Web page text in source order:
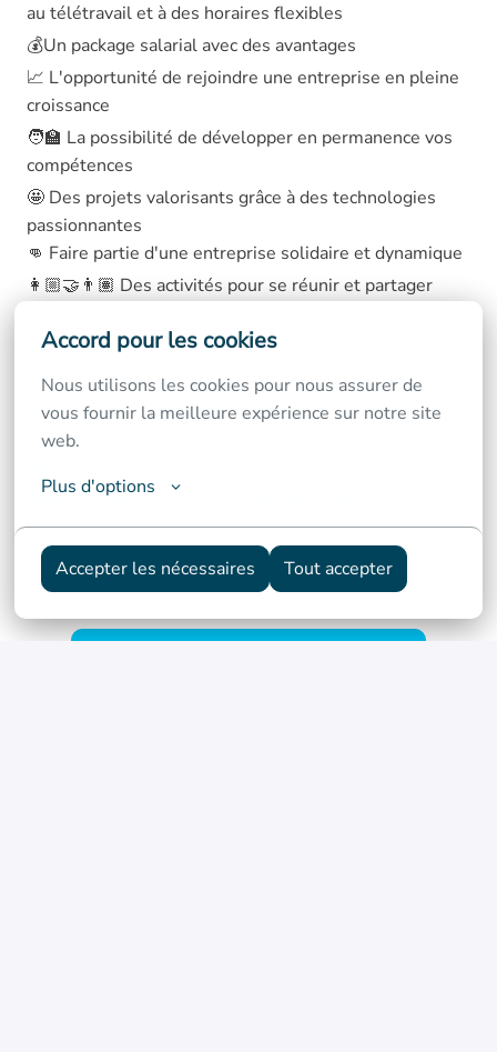
Accord pour les cookies
Nous utilisons les cookies pour nous assurer de
vous fournir la meilleure expérience sur notre site
web.
Plus d'options
Accepter les nécessaires Tout accepter
au télétravail et à des horaires flexibles
💰Un package salarial avec des avantages
📈 L'opportunité de rejoindre une entreprise en pleine
croissance
🧑‍🏫 La possibilité de développer en permanence vos
compétences
🤩 Des projets valorisants grâce à des technologies
passionnantes
👊 Faire partie d'une entreprise solidaire et dynamique
👩🏼‍🤝‍👨🏽 Des activités pour se réunir et partager
et teambuildings sont au rendez-vous
Vous vous retrouvez dans ce profil ?
Votre personnalité et votre expérience matchent-elles
Vous êtes prêt à nous rejoindre, alors postulez sans
plus attendre !